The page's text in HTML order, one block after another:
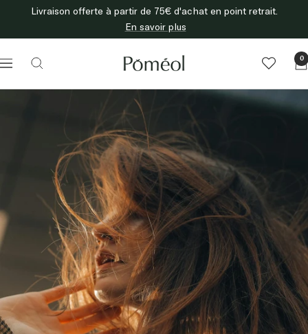
contenu
Livraison offerte à partir de 75€ d'achat en point retrait.
En savoir plus
Navigation
Poméol 0